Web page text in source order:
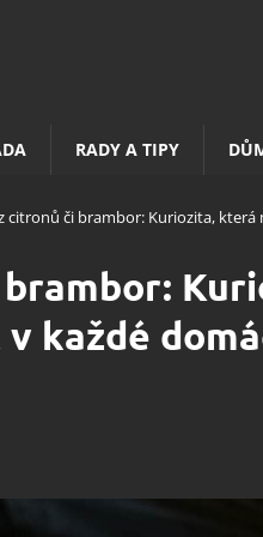
RADY A TIPY
citronů či brambor: Kuriozita, která
každé